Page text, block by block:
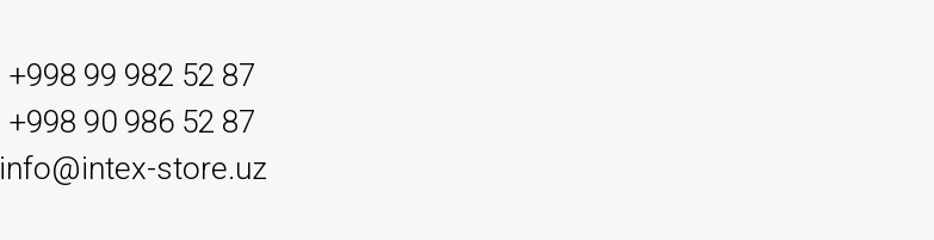
+998 99 982 52 87
+998 90 986 52 87
info@intex-store.uz